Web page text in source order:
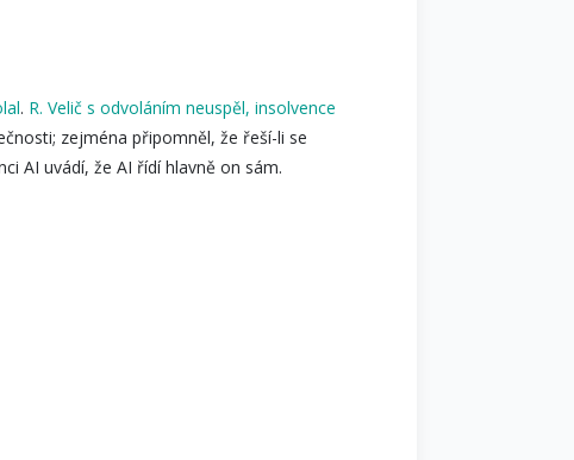
. R. Velič s odvoláním neuspěl, insolvence
zejména připomněl, že řeší-li se
AI uvádí, že AI řídí hlavně on sám.